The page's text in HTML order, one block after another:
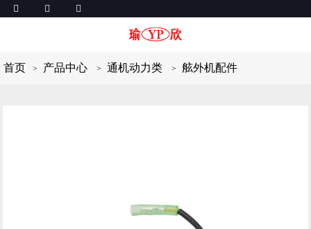
首页 产品中心 通机动力类 舷外机配件